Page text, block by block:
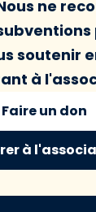
ne
soutenir
à
Faire un don
à